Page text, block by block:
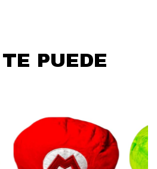
PUEDE